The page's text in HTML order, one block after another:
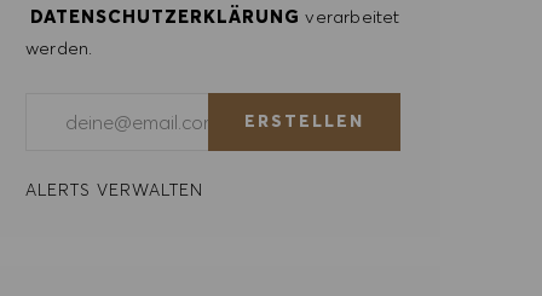
DATENSCHUTZERKLÄRUNG verarbeitet
werden.
ERSTELLEN
ALERTS VERWALTEN